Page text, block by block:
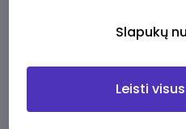
darboSlapukų
Leisti